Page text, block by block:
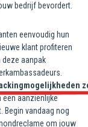
bedrijf bevordert.
eenvoudig hun
klant profiteren
deze aanpak
een aanzienlijke
Begin vandaag nog
om jouw